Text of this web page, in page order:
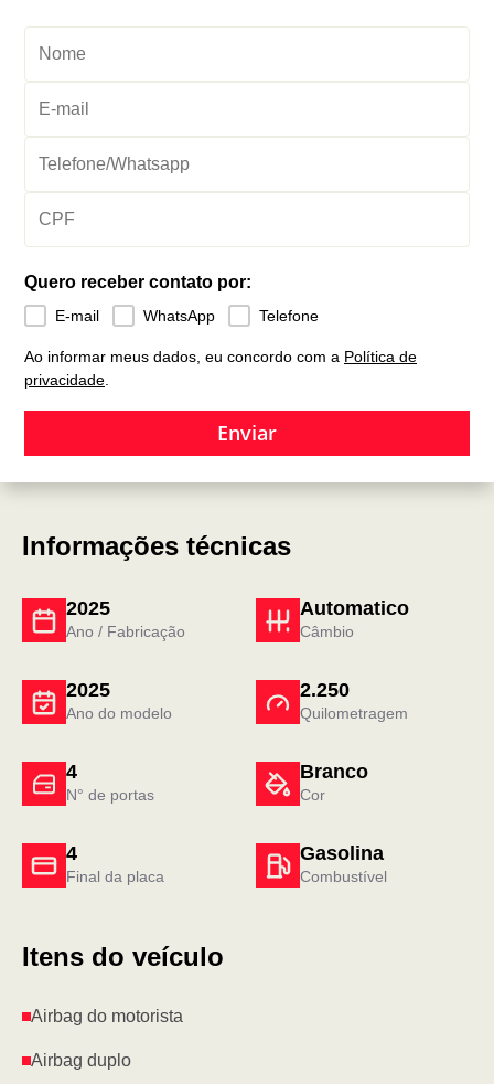
Quero receber contato por:
E-mail WhatsApp Telefone
Ao informar meus dados, eu concordo com a Política de
privacidade.
Enviar
Informações técnicas
2025
Ano / Fabricação
Automatico
Câmbio
4
N° de portas
Branco
Cor
2025
Ano do modelo
2.250
Quilometragem
4
Final da placa
Gasolina
Combustível
Itens do veículo
Airbag do motorista
Airbag duplo